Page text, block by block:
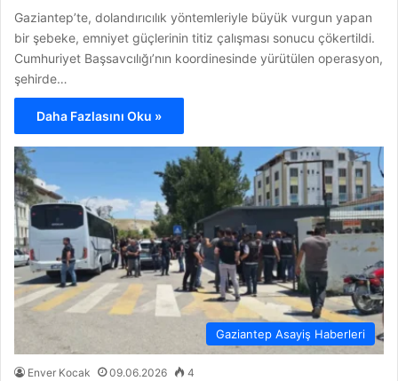
Gaziantep’te, dolandırıcılık yöntemleriyle büyük vurgun yapan
bir şebeke, emniyet güçlerinin titiz çalışması sonucu çökertildi.
Cumhuriyet Başsavcılığı’nın koordinesinde yürütülen operasyon,
şehirde…
Daha Fazlasını Oku »
Gaziantep Asayiş Haberleri
Enver Kocak 09.06.2026 4